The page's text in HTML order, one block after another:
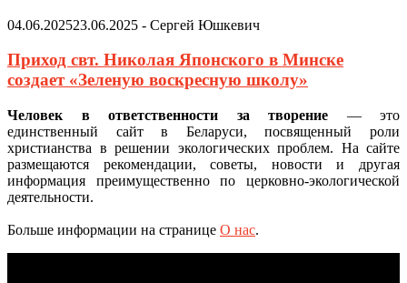
04.06.202523.06.2025 - Сергей Юшкевич
Приход свт. Николая Японского в Минске
создает «Зеленую воскресную школу»
Человек в ответственности за творение — это
единственный сайт в Беларуси, посвященный роли
христианства в решении экологических проблем. На сайте
размещаются рекомендации, советы, новости и другая
информация преимущественно по церковно-экологической
деятельности.
Больше информации на странице О нас.